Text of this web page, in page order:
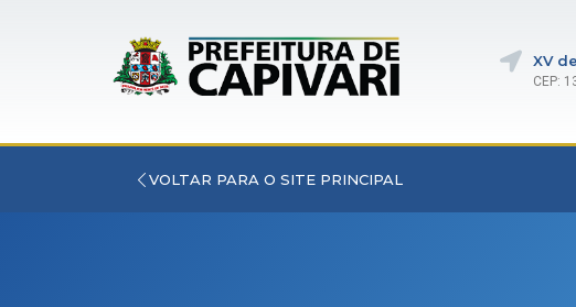
XV
CEP:
VOLTAR PARA O SITE PRINCIPAL